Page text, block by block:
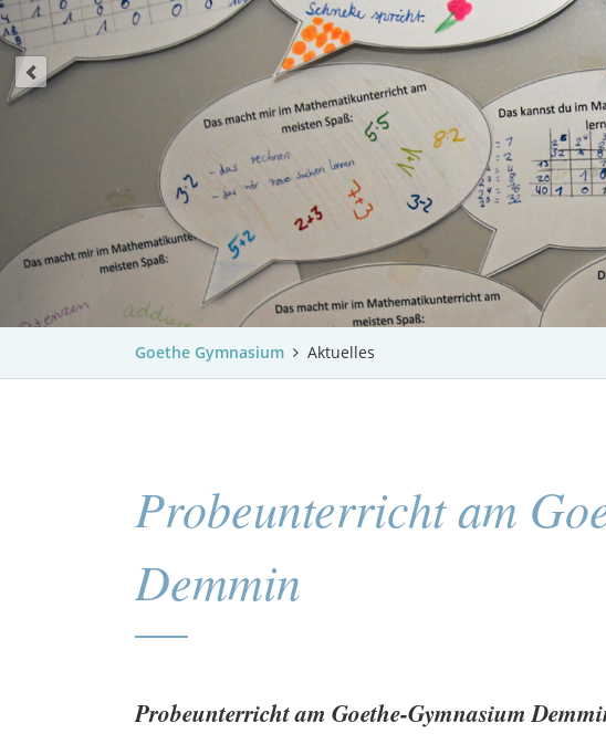
Goethe Gymnasium Aktuelles
Probeunterricht am
Demmin
Probeunterricht am Goethe-Gymnasium